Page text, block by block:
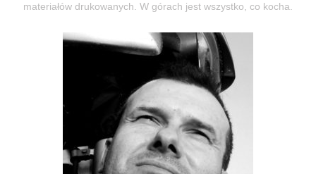
materiałów drukowanych. W górach jest wszystko, co kocha.